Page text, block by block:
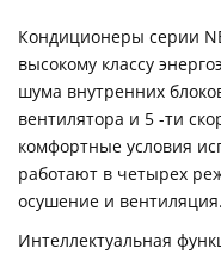
Кондиционеры серии
высокому классу
шума внутренних
вентилятора и 5 -ти
комфортные условия
работают в четырех
осушение и вентиляция.
Интеллектуальная